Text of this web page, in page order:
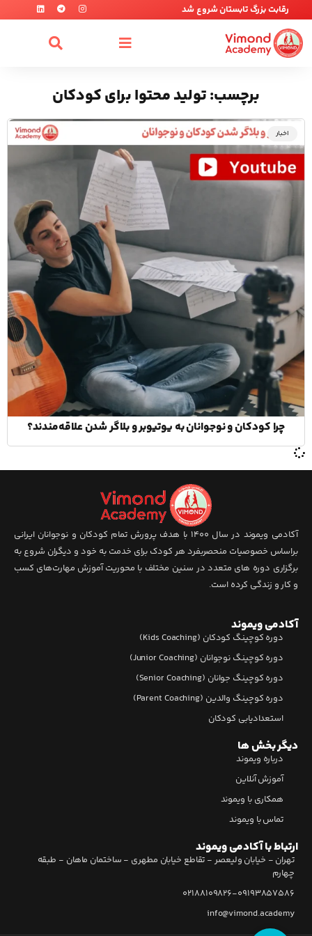
رقابت بزرگ تابستان شروع شد
برچسب: تولید محتوا برای کودکان
اخبار
چرا کودکان و نوجوانان به یوتیوبر و بلاگر شدن علاقه‌مندند؟
آکادمی ویموند در سال 1400 با هدف پرورش تمام کودکان و نوجوانان ایرانی
براساس خصوصیات منحصربفرد هر کودک برای خدمت به خود و دیگران شروع به
برگزاری دوره های متعدد در سنین مختلف با محوریت آموزش مهارت‌های کسب
و کار و زندگی کرده است.
آکادمی ویموند
دوره کوچینگ کودکان (Kids Coaching)
دوره کوچینگ نوجوانان (Junior Coaching)
دوره کوچینگ جوانان (Senior Coaching)
دوره کوچینگ والدین (Parent Coaching)
استعدادیابی کودکان
دیگر بخش ها
درباره ویموند
آموزش آنلاین
همکاری با ویموند
تماس با ویموند
ارتباط با آکادمی ویموند
تهران - خیابان ولیعصر - تقاطع خیابان مطهری - ساختمان ماهان - طبقه
چهارم
02188109826-09193857586
info@vimond.academy